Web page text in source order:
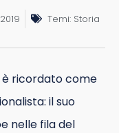
Temi: Storia
è ricordato come
il suo
nelle fila del